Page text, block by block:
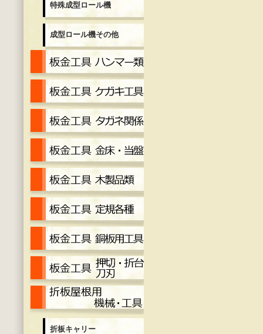
特殊成型ロール機
成型ロール機その他
折板キャリー